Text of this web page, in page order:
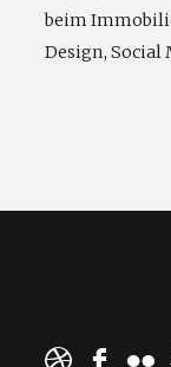
beim
Design, Social